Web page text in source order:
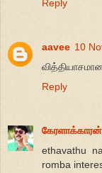
Reply
aavee 10
Reply
கேரளாக்காரன்
ethavathu
romba